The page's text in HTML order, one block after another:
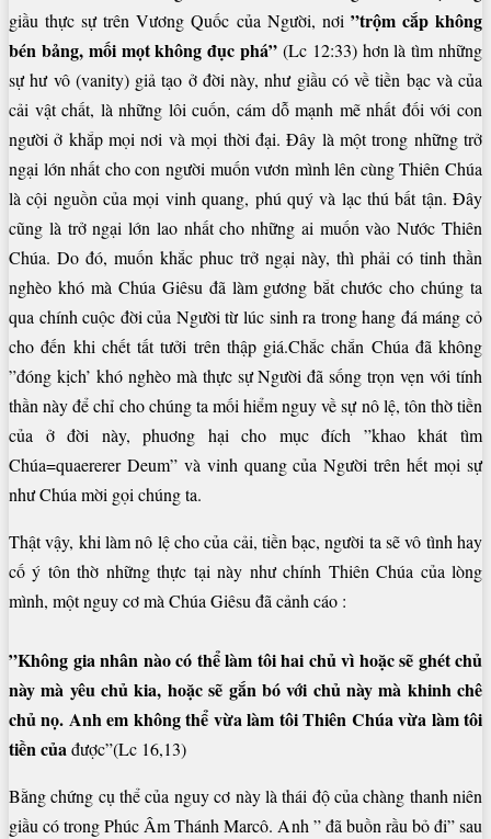
giầu thực sự trên Vương Quốc của Người, nơi ”trộm cắp không
bén bảng, mối mọt không đục phá” (Lc 12:33) hơn là tìm những
sự hư vô (vanity) giả tạo ở đời này, như giầu có về tiền bạc và của
cải vật chất, là những lôi cuốn, cám dỗ mạnh mẽ nhất đối với con
người ở khắp mọi nơi và mọi thời đại. Đây là một trong những trở
ngại lớn nhất cho con người muốn vươn mình lên cùng Thiên Chúa
là cội nguồn của mọi vinh quang, phú quý và lạc thú bất tận. Đây
cũng là trở ngại lớn lao nhất cho những ai muốn vào Nước Thiên
Chúa. Do đó, muốn khắc phuc trở ngại này, thì phải có tinh thần
nghèo khó mà Chúa Giêsu đã làm gương bắt chước cho chúng ta
qua chính cuộc đời của Người từ lúc sinh ra trong hang đá máng cỏ
cho đến khi chết tất tưởi trên thập giá.Chắc chắn Chúa đã không
”đóng kịch’ khó nghèo mà thực sự Người đã sống trọn vẹn với tính
thần này để chỉ cho chúng ta mối hiểm nguy về sự nô lệ, tôn thờ tiền
của ở đời này, phuơng hại cho mục đích ”khao khát tìm
Chúa=quaererer Deum” và vinh quang của Người trên hết mọi sự
như Chúa mời gọi chúng ta.
Thật vậy, khi làm nô lệ cho của cải, tiền bạc, người ta sẽ vô tình hay
cố ý tôn thờ những thực tại này như chính Thiên Chúa của lòng
mình, một nguy cơ mà Chúa Giêsu đã cảnh cáo :
”Không gia nhân nào có thể làm tôi hai chủ vì hoặc sẽ ghét chủ
này mà yêu chủ kia, hoặc sẽ gắn bó với chủ này mà khinh chê
chủ nọ. Anh em không thể vừa làm tôi Thiên Chúa vừa làm tôi
tiền củađược”(Lc 16,13)
Bằng chứng cụ thể của nguy cơ này là thái độ của chàng thanh niên
giầu có trong Phúc Âm Thánh Marcô. Anh ” đã buồn rầu bỏ đi” sau